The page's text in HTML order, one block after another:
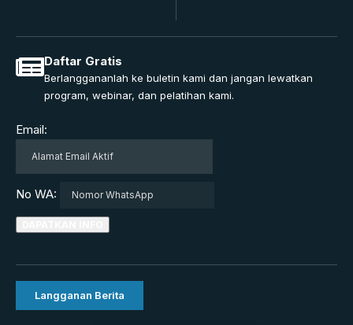
Daftar Gratis
Berlanggananlah ke buletin kami dan jangan lewatkan
program, webinar, dan pelatihan kami.
Email:
No WA:
Langganan Berita